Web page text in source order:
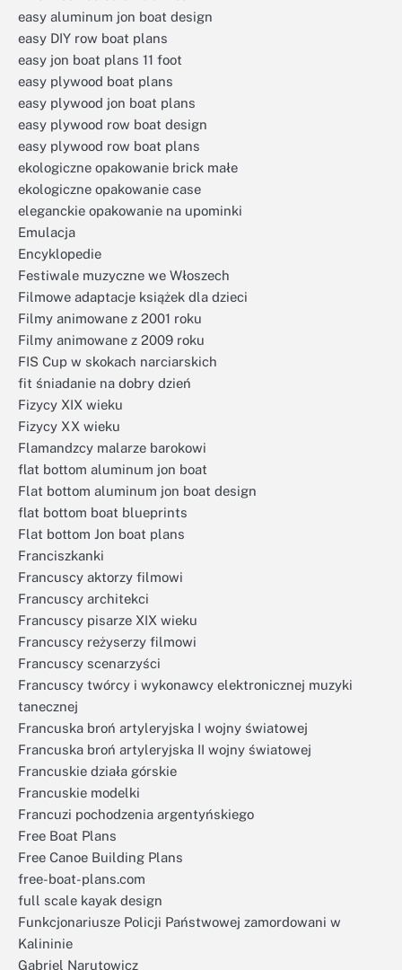
easy aluminum jon boat design
easy DIY row boat plans
easy jon boat plans 11 foot
easy plywood boat plans
easy plywood jon boat plans
easy plywood row boat design
easy plywood row boat plans
ekologiczne opakowanie brick małe
ekologiczne opakowanie case
eleganckie opakowanie na upominki
Emulacja
Encyklopedie
Festiwale muzyczne we Włoszech
Filmowe adaptacje książek dla dzieci
Filmy animowane z 2001 roku
Filmy animowane z 2009 roku
FIS Cup w skokach narciarskich
fit śniadanie na dobry dzień
Fizycy XIX wieku
Fizycy XX wieku
Flamandzcy malarze barokowi
flat bottom aluminum jon boat
Flat bottom aluminum jon boat design
flat bottom boat blueprints
Flat bottom Jon boat plans
Franciszkanki
Francuscy aktorzy filmowi
Francuscy architekci
Francuscy pisarze XIX wieku
Francuscy reżyserzy filmowi
Francuscy scenarzyści
Francuscy twórcy i wykonawcy elektronicznej muzyki
tanecznej
Francuska broń artyleryjska I wojny światowej
Francuska broń artyleryjska II wojny światowej
Francuskie działa górskie
Francuskie modelki
Francuzi pochodzenia argentyńskiego
Free Boat Plans
Free Canoe Building Plans
free-boat-plans.com
full scale kayak design
Funkcjonariusze Policji Państwowej zamordowani w
Kalininie
Gabriel Narutowicz